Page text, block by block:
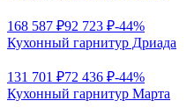
168 587 ₽92 723 ₽-44%
Кухонный гарнитур Дриада
131 701 ₽72 436 ₽-44%
Кухонный гарнитур Марта